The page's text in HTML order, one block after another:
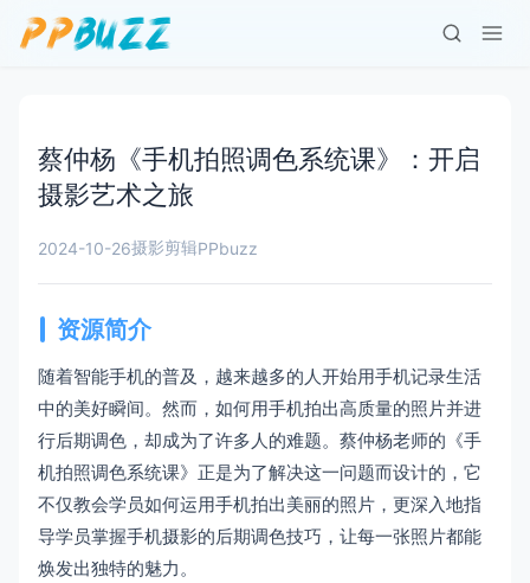
蔡仲杨《手机拍照调色系统课》：开启
摄影艺术之旅
2024-10-26摄影剪辑PPbuzz
资源简介
随着智能手机的普及，越来越多的人开始用手机记录生活
中的美好瞬间。然而，如何用手机拍出高质量的照片并进
行后期调色，却成为了许多人的难题。蔡仲杨老师的《手
机拍照调色系统课》正是为了解决这一问题而设计的，它
不仅教会学员如何运用手机拍出美丽的照片，更深入地指
导学员掌握手机摄影的后期调色技巧，让每一张照片都能
焕发出独特的魅力。